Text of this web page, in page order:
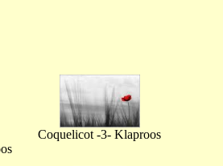
Coquelicot -3- Klaproos